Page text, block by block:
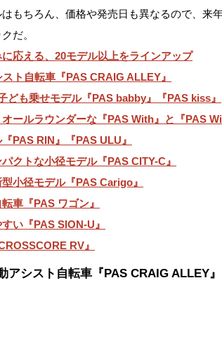
もちろん、価格や発売日も異なるので、来
だ。
応える、20モデル以上をラインアップ
ト自転車『PAS CRAIG ALLEY』
も乗せモデル『PAS babby』『PAS kiss』
ールラウンダーな『PAS With』と『PAS
PAS RIN』『PAS ULU』
クトな小径モデル『PAS CITY-C』
小径モデル『PAS Carigo』
車『PAS ワゴン』
い『PAS SION-U』
RV』
シスト自転車『PAS CRAIG ALLEY』